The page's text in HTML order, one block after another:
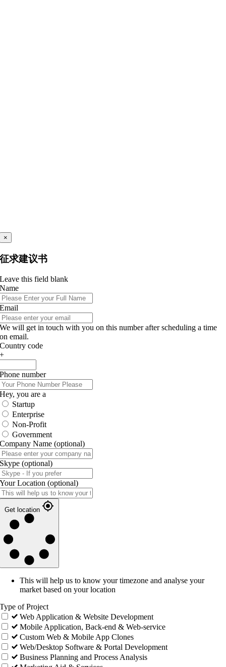
×
征求建议书
Leave this field blank
Name
Email
We will get in touch with you on this number after scheduling a time
on email.
Country code
+
Phone number
Hey, you are a
Startup
Enterprise
Non-Profit
Government
Company Name (optional)
Skype (optional)
Your Location (optional)
Get location
This will help us to know your timezone and analyse your
market based on your location
Type of Project
Web Application & Website Development
Mobile Application, Back-end & Web-service
Custom Web & Mobile App Clones
Web/Desktop Software & Portal Development
Business Planning and Process Analysis